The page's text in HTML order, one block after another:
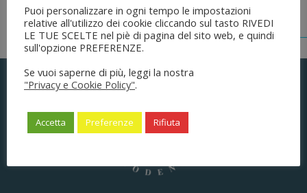
Puoi personalizzare in ogni tempo le impostazioni
relative all'utilizzo dei cookie cliccando sul tasto RIVEDI
LE TUE SCELTE nel piè di pagina del sito web, e quindi
sull'opzione PREFERENZE.
Se vuoi saperne di più, leggi la nostra
"Privacy e Cookie Policy".
Accetta Preferenze Rifiuta